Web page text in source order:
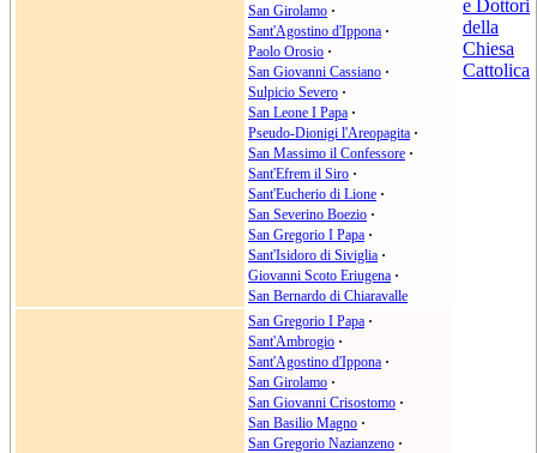
San Girolamo ·
Sant'Agostino d'Ippona ·
Paolo Orosio ·
San Giovanni Cassiano ·
Sulpicio Severo ·
San Leone I Papa ·
Pseudo-Dionigi l'Areopagita ·
San Massimo il Confessore ·
Sant'Efrem il Siro ·
Sant'Eucherio di Lione ·
San Severino Boezio ·
San Gregorio I Papa ·
Sant'Isidoro di Siviglia ·
Giovanni Scoto Eriugena ·
San Bernardo di Chiaravalle
San Gregorio I Papa ·
Sant'Ambrogio ·
Sant'Agostino d'Ippona ·
San Girolamo ·
San Giovanni Crisostomo ·
San Basilio Magno ·
San Gregorio Nazianzeno ·